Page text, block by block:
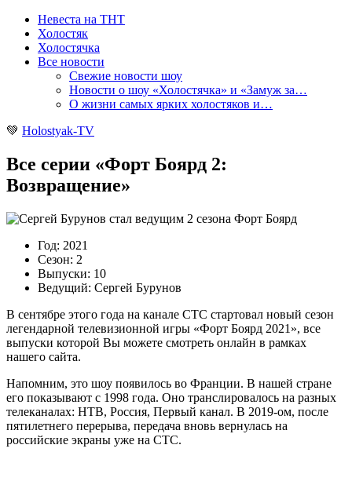
Невеста на ТНТ
Холостяк
Холостячка
Все новости
Свежие новости шоу
Новости о шоу «Холостячка» и «Замуж за…
О жизни самых ярких холостяков и…
💚 Holostyak-TV
Все серии «Форт Боярд 2:
Возвращение»
Год: 2021
Сезон: 2
Выпуски: 10
Ведущий: Сергей Бурунов
В сентябре этого года на канале СТС стартовал новый сезон
легендарной телевизионной игры «Форт Боярд 2021», все
выпуски которой Вы можете смотреть онлайн в рамках
нашего сайта.
Напомним, это шоу появилось во Франции. В нашей стране
его показывают с 1998 года. Оно транслировалось на разных
телеканалах: НТВ, Россия, Первый канал. В 2019-ом, после
пятилетнего перерыва, передача вновь вернулась на
российские экраны уже на СТС.